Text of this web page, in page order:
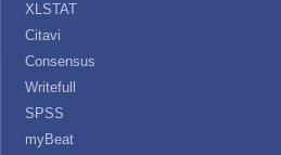
XLSTAT
Citavi
Consensus
Writefull
SPSS
myBeat